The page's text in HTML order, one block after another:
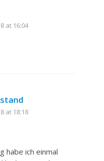
at 16:04
at 18:18
habe ich einmal